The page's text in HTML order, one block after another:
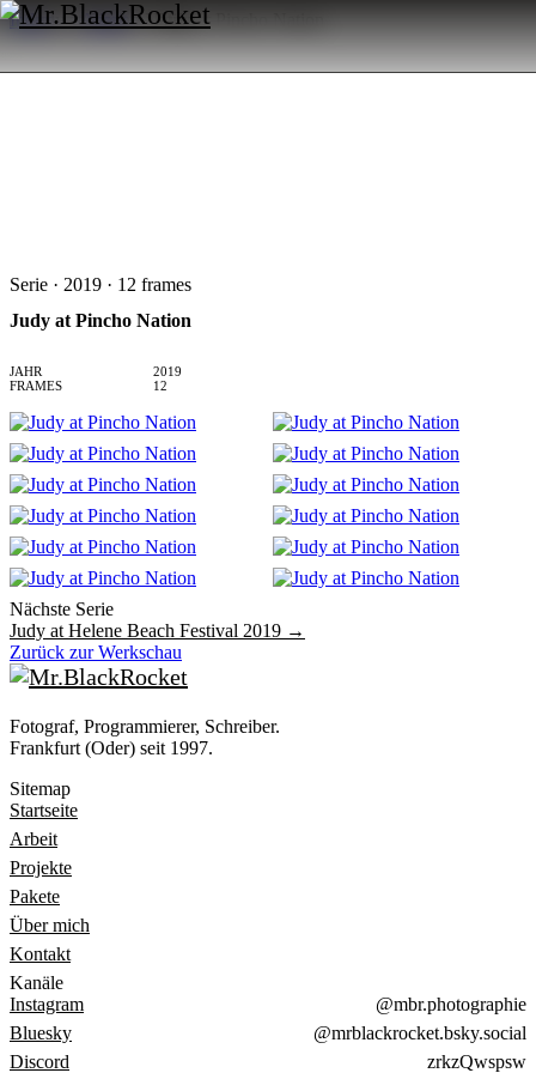
Index →Arbeit → Judy at Pincho Nation
Serie · 2019 · 12 frames
Judy at Pincho Nation
JAHR
2019
FRAMES
12
Nächste Serie
Judy at Helene Beach Festival 2019 →
Zurück zur Werkschau
Fotograf, Programmierer, Schreiber.
Frankfurt (Oder) seit 1997.
Sitemap
Startseite
Arbeit
Projekte
Pakete
Über mich
Kontakt
Kanäle
Instagram
@mbr.photographie
Bluesky
@mrblackrocket.bsky.social
Discord
zrkzQwspsw